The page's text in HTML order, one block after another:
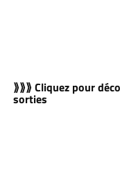
⟫⟫⟫ Cliquez pour
sorties